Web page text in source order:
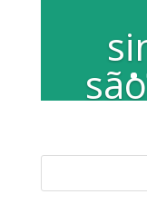
Na
Damus